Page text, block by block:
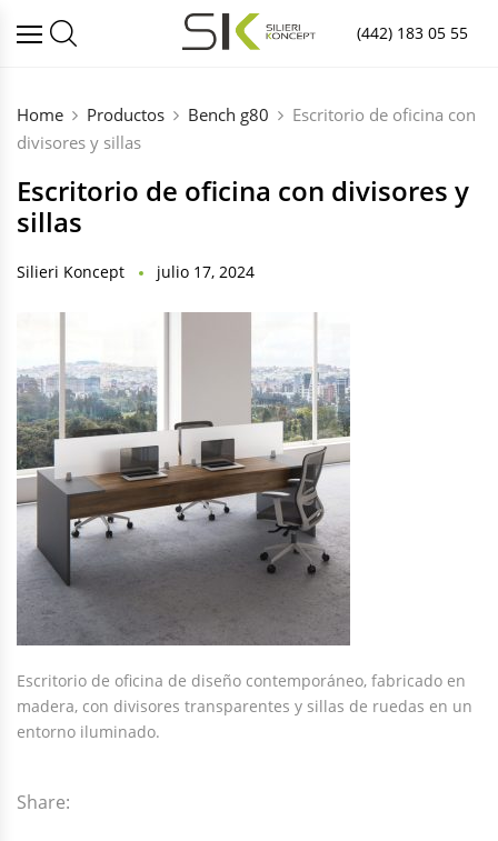
(442) 183 05 55
Home Productos Bench g80
Escritorio de oficina con
divisores y sillas
Escritorio de oficina con divisores y
sillas
Silieri Koncept julio 17, 2024
Escritorio de oficina de diseño contemporáneo, fabricado en
madera, con divisores transparentes y sillas de ruedas en un
entorno iluminado.
Share: